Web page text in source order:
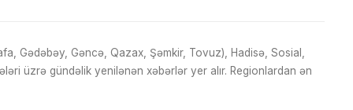
Gədəbəy, Gəncə, Qazax, Şəmkir, Tovuz), Hadisə, Sosial,
üzrə gündəlik yenilənən xəbərlər yer alır. Regionlardan ən